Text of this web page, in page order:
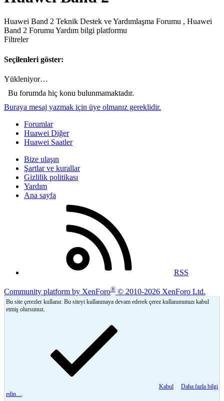
Huawei Band 2 Teknik Destek ve Yardımlaşma Forumu , Huawei
Band 2 Forumu Yardım bilgi platformu
Filtreler
Seçilenleri göster:
Yükleniyor…
Bu forumda hiç konu bulunmamaktadır.
Buraya mesaj yazmak için üye olmanız gereklidir.
Forumlar
Huawei Diğer
Huawei Saatler
Bize ulaşın
Şartlar ve kurallar
Gizlilik politikası
Yardım
Ana sayfa
RSS
Community platform by XenForo® © 2010-2026 XenForo Ltd.
Bu site çerezler kullanır. Bu siteyi kullanmaya devam ederek çerez kullanımımızı kabul
etmiş olursunuz.
Kabul
Daha fazla bilgi
edin…